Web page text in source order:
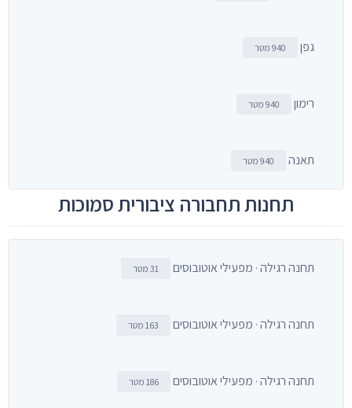
גפן 940 מטר
רימון 940 מטר
תאנה 940 מטר
תחנות תחבורה ציבורית סמוכות
תחנה רגילה · מפעילי אוטובוסים 31 מטר
תחנה רגילה · מפעילי אוטובוסים 163 מטר
תחנה רגילה · מפעילי אוטובוסים 186 מטר